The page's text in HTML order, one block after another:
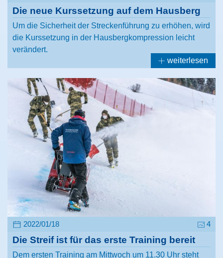
Die neue Kurssetzung auf dem Hausberg
Um die Sicherheit der Streckenführung zu erhöhen, wird
die Kurssetzung in der Hausbergkompression leicht
verändert.
weiterlesen
2022/01/18 4
Die Streif ist für das erste Training bereit
Dem ersten Training am Mittwoch um 11.30 Uhr steht